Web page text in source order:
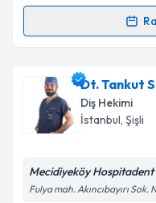
Kişisel
Metni'ni
Randevu
Uzm. Dt. Ece
talebi oluşturun.
için bir takvim
bilgilendireceğiz.
Dt. Tankut
Diş Hekimi
İstanbul, Şişli
Mecidiyeköy Hospitadent
Fulya mah. Akıncıbayırı Sok.